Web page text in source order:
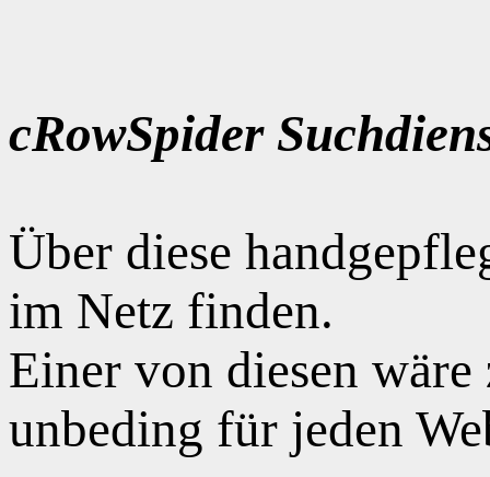
cRowSpider
Über diese
im Netz finden.
Einer von diesen
unbeding für jeden